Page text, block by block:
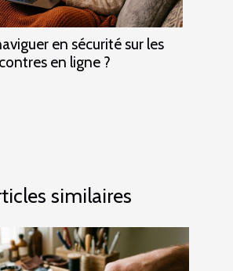
en sécurité sur les
en ligne ?
similaires